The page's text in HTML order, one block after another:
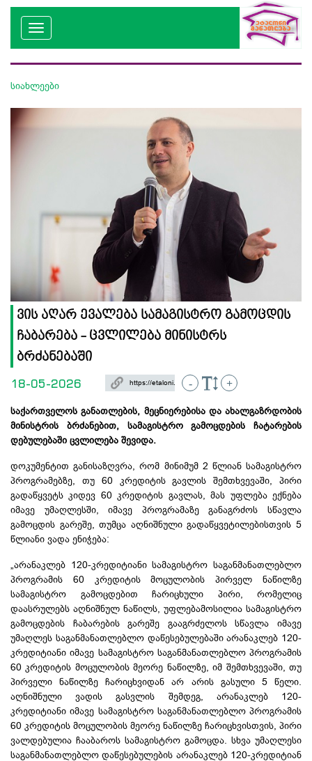
სიახლეები
ვის აღარ ევალება სამაგისტრო გამოცდის
ჩაბარება - ცვლილება მინისტრს
ბრძანებაში
18-05-2026 - +
საქართველოს განათლების, მეცნიერებისა და ახალგაზრდობის
მინისტრის ბრძანებით, სამაგისტრო გამოცდების ჩატარების
დებულებაში ცვლილება შევიდა.
დოკუმენტით განისაზღვრა, რომ მინიმუმ 2 წლიან სამაგისტრო
პროგრამებზე, თუ 60 კრედიტის გავლის შემთხვევაში, პირი
გადაწყვეტს კიდევ 60 კრედიტის გავლას, მას უფლება ექნება
იმავე უმაღლესში, იმავე პროგრამაზე განაგრძოს სწავლა
გამოცდის გარეშე, თუმცა აღნიშნული გადაწყვეტილებისთვის 5
წლიანი ვადა ენიჭება:
„არანაკლებ 120-კრედიტიანი სამაგისტრო საგანმანათლებლო
პროგრამის 60 კრედიტის მოცულობის პირველ ნაწილზე
სამაგისტრო გამოცდებით ჩარიცხული პირი, რომელიც
დაასრულებს აღნიშნულ ნაწილს, უფლებამოსილია სამაგისტრო
გამოცდების ჩაბარების გარეშე გააგრძელოს სწავლა იმავე
უმაღლეს საგანმანათლებლო დაწესებულებაში არანაკლებ 120-
კრედიტიანი იმავე სამაგისტრო საგანმანათლებლო პროგრამის
60 კრედიტის მოცულობის მეორე ნაწილზე, იმ შემთხვევაში, თუ
პირველი ნაწილზეჩარიცხვიდან არ არის გასული 5 წელი.
აღნიშნული ვადის გასვლის შემდეგ, არანაკლებ 120-
კრედიტიანი იმავე სამაგისტრო საგანმანათლებლო პროგრამის
60 კრედიტის მოცულობის მეორე ნაწილზე ჩარიცხვისთვის , პირი
ვალდებულია ჩააბაროს სამაგისტრო გამოცდა. სხვა უმაღლესი
საგანმანათლებლო დაწესებულების არანაკლებ 120-კრედიტიან